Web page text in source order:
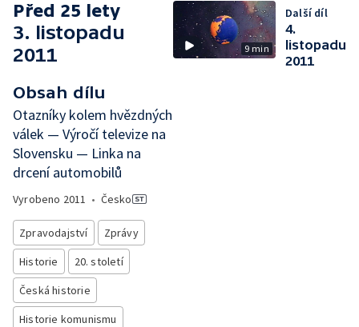
Před 25 lety
3. listopadu
2011
Obsah dílu
Otazníky kolem hvězdných
válek — Výročí televize na
Slovensku — Linka na
drcení automobilů
Vyrobeno 2011 • Česko
Zpravodajství
Zprávy
Historie
20. století
Česká historie
Historie komunismu
9 min
Další díl
4.
listopadu
2011